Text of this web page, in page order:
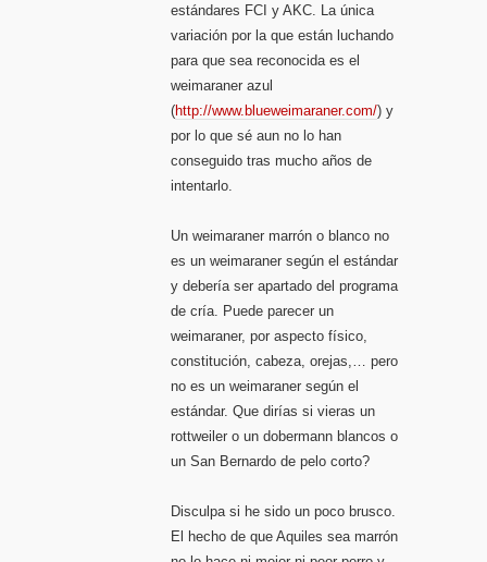
estándares FCI y AKC. La única
variación por la que están luchando
para que sea reconocida es el
weimaraner azul
(http://www.blueweimaraner.com/) y
por lo que sé aun no lo han
conseguido tras mucho años de
intentarlo.
Un weimaraner marrón o blanco no
es un weimaraner según el estándar
y debería ser apartado del programa
de cría. Puede parecer un
weimaraner, por aspecto físico,
constitución, cabeza, orejas,… pero
no es un weimaraner según el
estándar. Que dirías si vieras un
rottweiler o un dobermann blancos o
un San Bernardo de pelo corto?
Disculpa si he sido un poco brusco.
El hecho de que Aquiles sea marrón